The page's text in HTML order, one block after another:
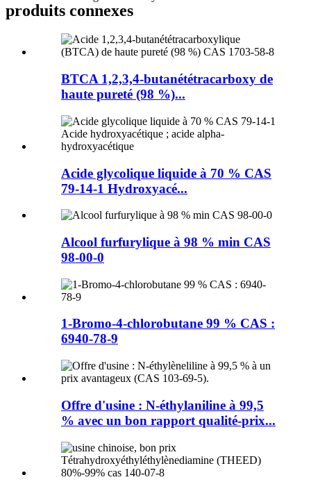
produits connexes
BTCA 1,2,3,4-butanététracarboxy de
haute pureté (98 %)...
Acide glycolique liquide à 70 % CAS
79-14-1 Hydroxyacé...
Alcool furfurylique à 98 % min CAS
98-00-0
1-Bromo-4-chlorobutane 99 % CAS :
6940-78-9
Offre d'usine : N-éthylaniline à 99,5
% avec un bon rapport qualité-prix...